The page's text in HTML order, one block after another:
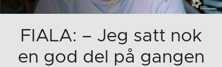
FIALA: – Jeg satt nok
en god del på gangen